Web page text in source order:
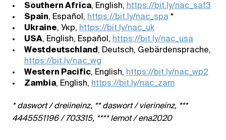
Southern Africa, English, https://bit.ly/nac_saf3
Spain, Español, https://bit.ly/nac_spa *
Ukraine, Укр, https://bit.ly/nac_uk
USA, English, Español, https://bit.ly/nac_usa
Westdeutschland, Deutsch, Gebärdensprache,
https://bit.ly/nac_wg
Western Pacific, English, https://bit.ly/nac_wp2
Zambia, English, https://bit.ly/nac_zam
* daswort / dreiineinz, ** daswort / vierineinz, ***
4445551196 / 703315, **** lemot / ena2020